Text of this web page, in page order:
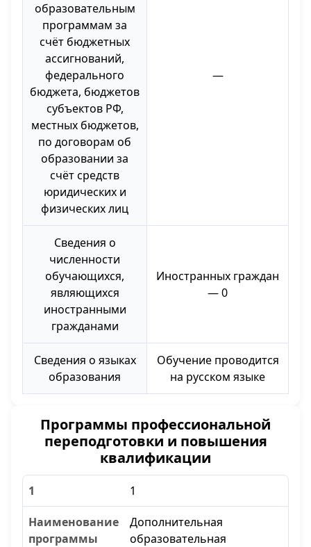
образовательным
программам за
счёт бюджетных
ассигнований,
федерального
бюджета, бюджетов
субъектов РФ,
местных бюджетов,
по договорам об
образовании за
счёт средств
юридических и
физических лиц
—
Сведения о
численности
обучающихся,
являющихся
иностранными
гражданами
Иностранных граждан
— 0
Сведения о языках
образования
Обучение проводится
на русском языке
Программы профессиональной
переподготовки и повышения
квалификации
1
Дополнительная
образовательная